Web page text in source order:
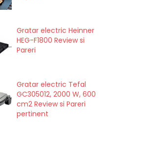
Gratar electric Heinner
HEG-F1800 Review si
Pareri
Gratar electric Tefal
GC305012, 2000 W, 600
cm2 Review si Pareri
pertinent